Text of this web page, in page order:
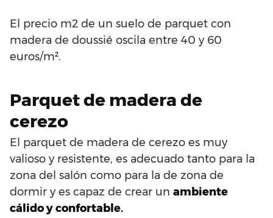
El precio m2 de un suelo de parquet con
madera de doussié oscila entre 40 y 60
euros/m².
Parquet de madera de
cerezo
El parquet de madera de cerezo es muy
valioso y resistente, es adecuado tanto para la
zona del salón como para la de zona de
dormir y es capaz de crear un ambiente
cálido y confortable.